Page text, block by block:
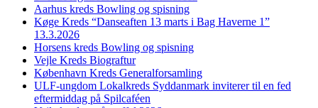
Aarhus kreds Bowling og spisning
Køge Kreds “Danseaften 13 marts i Bag Haverne 1”
13.3.2026
Horsens kreds Bowling og spisning
Vejle Kreds Biograftur
København Kreds Generalforsamling
ULF-ungdom Lokalkreds Syddanmark inviterer til en fed
eftermiddag på Spilcaféen